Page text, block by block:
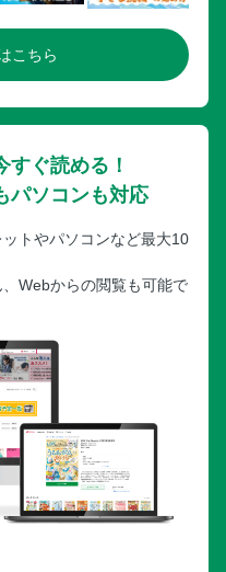
こちら
すぐ読める！
パソコンも対応
トやパソコンなど最大10
Webからの閲覧も可能で